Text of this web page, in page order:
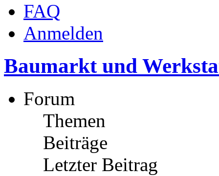
FAQ
Anmelden
Baumarkt und
Forum
Themen
Beiträge
Letzter Beitrag